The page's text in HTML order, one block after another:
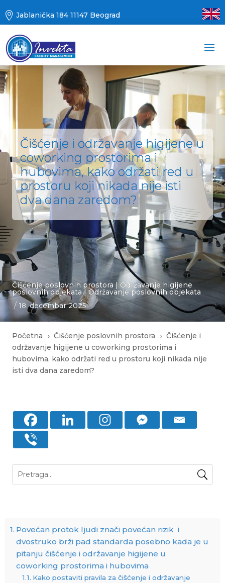
 Jablanička 184 11147 Beograd
Čišćenje i održavanje higijene u
coworking prostorima i
hubovima, kako održati red u
prostoru koji nikada nije isti
dva dana zaredom?
Čišćenje poslovnih prostora | Održavanje higijene
poslovnih objekata |Održavanje poslovnih objekata
/ 18. decembar 2025.
Početna 5 Čišćenje poslovnih prostora 5 Čišćenje i
održavanje higijene u coworking prostorima i
hubovima, kako održati red u prostoru koji nikada nije
isti dva dana zaredom?
Povećan protok ljudi znači povećan rizik i
dvostruko brži pad standarda posebno kada je u
pitanju čišćenje i održavanje higijene u
coworking prostorima i hubovima
Kako postaviti pravila za čišćenje i održavanje